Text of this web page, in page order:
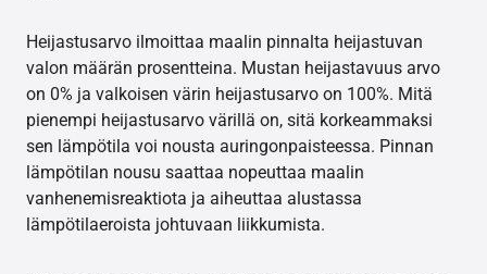
Heijastusarvo ilmoittaa maalin pinnalta heijastuvan
valon määrän prosentteina. Mustan heijastavuus arvo
on 0% ja valkoisen värin heijastusarvo on 100%. Mitä
pienempi heijastusarvo värillä on, sitä korkeammaksi
sen lämpötila voi nousta auringonpaisteessa. Pinnan
lämpötilan nousu saattaa nopeuttaa maalin
vanhenemisreaktiota ja aiheuttaa alustassa
lämpötilaeroista johtuvaan liikkumista.